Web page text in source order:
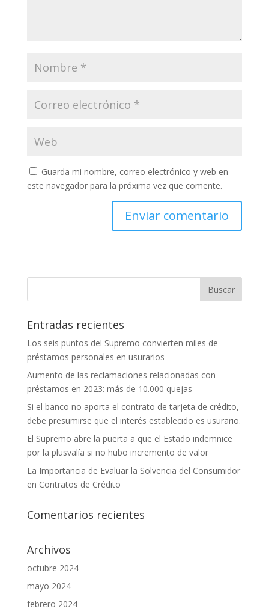
Guarda mi nombre, correo electrónico y web en
este navegador para la próxima vez que comente.
Entradas recientes
Los seis puntos del Supremo convierten miles de
préstamos personales en usurarios
Aumento de las reclamaciones relacionadas con
préstamos en 2023: más de 10.000 quejas
Si el banco no aporta el contrato de tarjeta de crédito,
debe presumirse que el interés establecido es usurario.
El Supremo abre la puerta a que el Estado indemnice
por la plusvalía si no hubo incremento de valor
La Importancia de Evaluar la Solvencia del Consumidor
en Contratos de Crédito
Comentarios recientes
Archivos
octubre 2024
mayo 2024
febrero 2024